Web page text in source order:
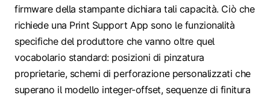
firmware della stampante dichiara tali capacità. Ciò che
richiede una Print Support App sono le funzionalità
specifiche del produttore che vanno oltre quel
vocabolario standard: posizioni di pinzatura
proprietarie, schemi di perforazione personalizzati che
superano il modello integer-offset, sequenze di finitura